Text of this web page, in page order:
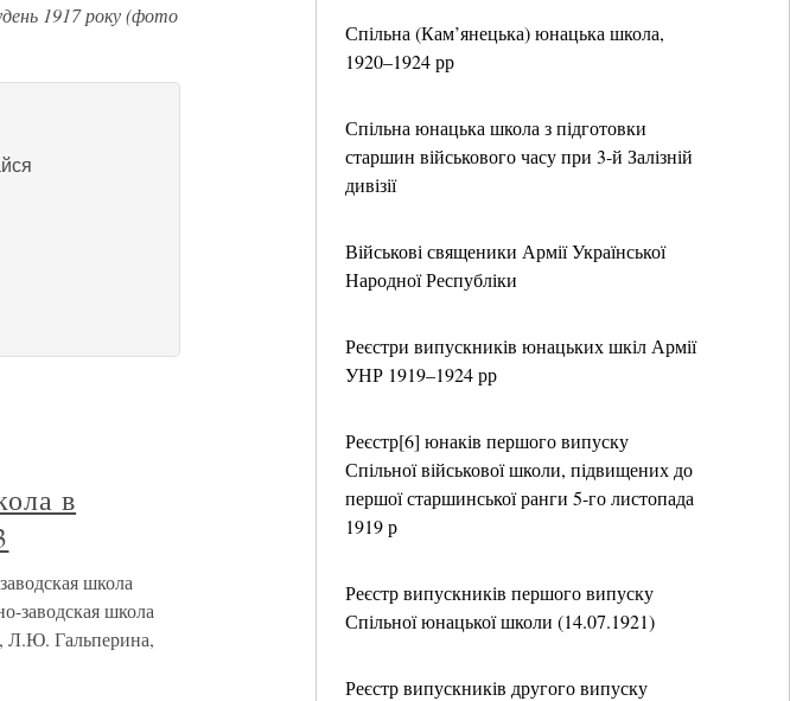
Спільна (Кам’янецька) юнацька школа,
1920–1924 рр
Спільна юнацька школа з підготовки
старшин військового часу при 3-й Залізній
дивізії
Військові священики Армії Української
Народної Республіки
Реєстри випускників юнацьких шкіл Армії
УНР 1919–1924 рр
Реєстр[6] юнаків першого випуску
Спільної військової школи, підвищених до
першої старшинської ранги 5-го листопада
1919 р
Реєстр випускників першого випуску
Спільної юнацької школи (14.07.1921)
Реєстр випускників другого випуску
1917 року (фото
в
школа
заводская школа
Л.Ю. Гальперина,